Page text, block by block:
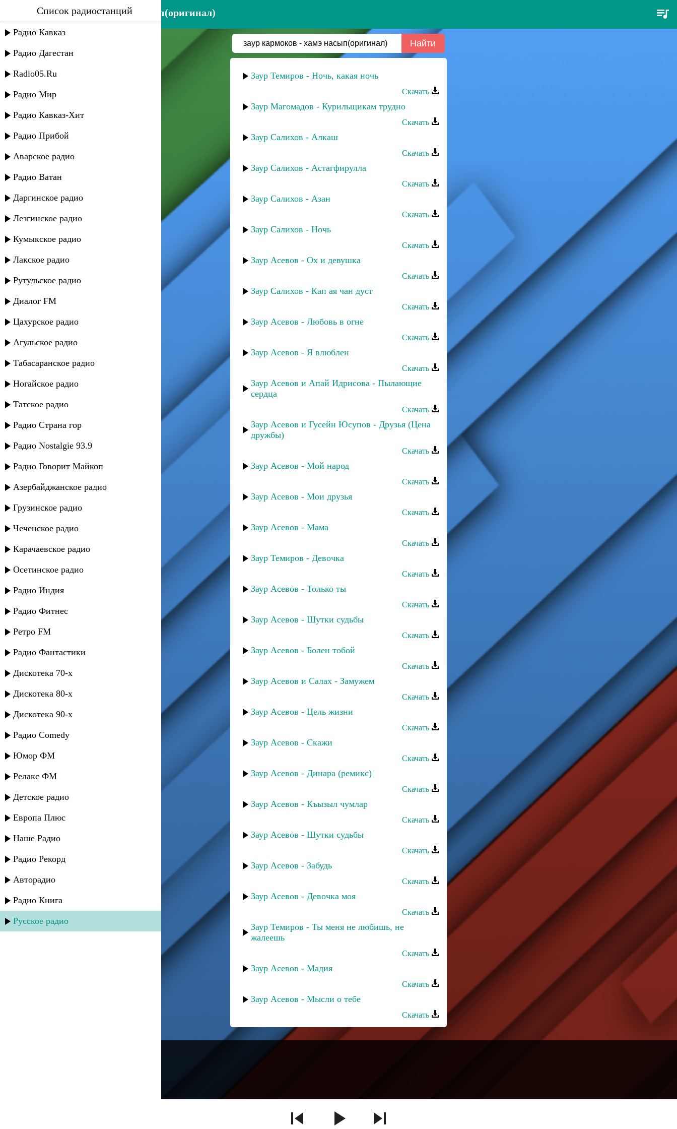
заур кармоков - хамэ насып(оригинал)
Список радиостанций
Радио Кавказ
Радио Дагестан
Radio05.Ru
Радио Мир
Радио Кавказ-Хит
Радио Прибой
Аварское радио
Радио Ватан
Даргинское радио
Лезгинское радио
Кумыкское радио
Лакское радио
Рутульское радио
Диалог FM
Цахурское радио
Агульское радио
Табасаранское радио
Ногайское радио
Татское радио
Радио Страна гор
Радио Nostalgie 93.9
Радио Говорит Майкоп
Азербайджанское радио
Грузинское радио
Чеченское радио
Карачаевское радио
Осетинское радио
Радио Индия
Радио Фитнес
Ретро FM
Радио Фантастики
Дискотека 70-х
Дискотека 80-х
Дискотека 90-х
Радио Comedy
Юмор ФМ
Релакс ФМ
Детское радио
Европа Плюс
Наше Радио
Радио Рекорд
Авторадио
Радио Книга
Русское радио
Заур Темиров - Ночь, какая ночь
Скачать
Заур Магомадов - Курильщикам трудно
Скачать
Заур Салихов - Алкаш
Скачать
Заур Салихов - Астагфирулла
Скачать
Заур Салихов - Азан
Скачать
Заур Салихов - Ночь
Скачать
Заур Асевов - Ох и девушка
Скачать
Заур Салихов - Кап ая чан дуст
Скачать
Заур Асевов - Любовь в огне
Скачать
Заур Асевов - Я влюблен
Скачать
Заур Асевов и Апай Идрисова - Пылающие
сердца
Скачать
Заур Асевов и Гусейн Юсупов - Друзья (Цена
дружбы)
Скачать
Заур Асевов - Мой народ
Скачать
Заур Асевов - Мои друзья
Скачать
Заур Асевов - Мама
Скачать
Заур Темиров - Девочка
Скачать
Заур Асевов - Только ты
Скачать
Заур Асевов - Шутки судьбы
Скачать
Заур Асевов - Болен тобой
Скачать
Заур Асевов и Салах - Замужем
Скачать
Заур Асевов - Цель жизни
Скачать
Заур Асевов - Скажи
Скачать
Заур Асевов - Динара (ремикс)
Скачать
Заур Асевов - Къызыл чумлар
Скачать
Заур Асевов - Шутки судьбы
Скачать
Заур Асевов - Забудь
Скачать
Заур Асевов - Девочка моя
Скачать
Заур Темиров - Ты меня не любишь, не
жалеешь
Скачать
Заур Асевов - Мадия
Скачать
Заур Асевов - Мысли о тебе
Скачать